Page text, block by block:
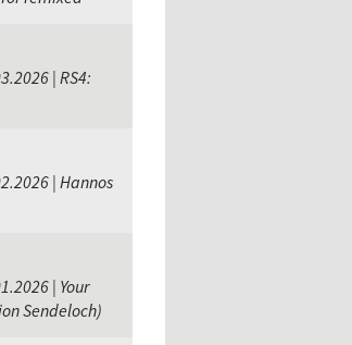
| RS4:
| Hannos
| Your
Sendeloch)